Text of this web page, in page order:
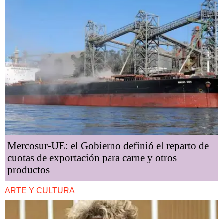
Mercosur-UE: el Gobierno definió el reparto de
cuotas de exportación para carne y otros
productos
ARTE Y CULTURA